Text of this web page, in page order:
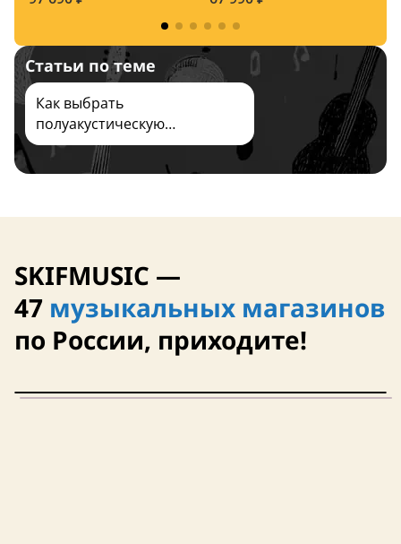
24 октября
Статьи по теме
Как выбрать
полуакустическую
электрогитару
SKIFMUSIC —
47 музыкальных магазинов
по России, приходите!